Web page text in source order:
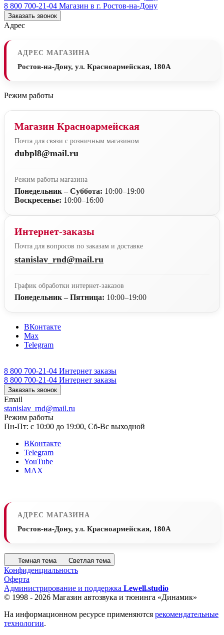
8 800 700-21-04 Магазин в г. Ростов-на-Дону
Заказать звонок
Адрес
АДРЕС МАГАЗИНА
Ростов-на-Дону, ул. Красноармейская, 180А
Режим работы
Магазин Красноармейская
Почта для связи с розничным магазином
dubpl8@mail.ru
Режим работы магазина
Понедельник – Суббота: 10:00–19:00
Воскресенье: 10:00–16:00
Интернет-заказы
Почта для вопросов по заказам и доставке
stanislav_rnd@mail.ru
График обработки интернет-заказов
Понедельник – Пятница: 10:00–19:00
ВКонтакте
Max
Telegram
8 800 700-21-04 Интернет заказы
8 800 700-21-04 Интернет заказы
Заказать звонок
Email
stanislav_rnd@mail.ru
Режим работы
Пн-Пт: с 10:00 до 19:00, Сб-Вс выходной
ВКонтакте
Telegram
YouTube
MAX
АДРЕС МАГАЗИНА
Ростов-на-Дону, ул. Красноармейская, 180А
Темная тема Светлая тема
Конфиденциальность
Оферта
Администрирование и поддержка Lewell.studio
© 1998 - 2026 Магазин автозвука и тюнинга «Динамик»
На информационном ресурсе применяются рекомендательные
технологии.